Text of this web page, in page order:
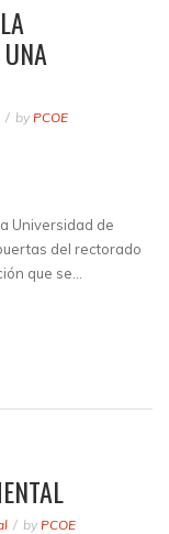
by PCOE
Universidad de
del rectorado
que se…
by PCOE